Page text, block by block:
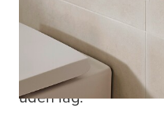
fabrikskarakter,
moderne stil. Smuk,
at montere –
hører fortiden til
uden låg.